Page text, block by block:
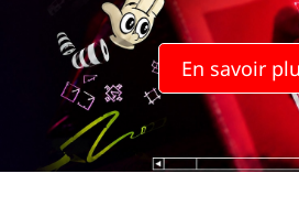
En savoir